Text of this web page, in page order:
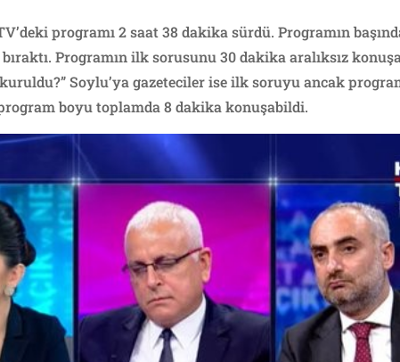
programı 2 saat 38 dakika sürdü. Programın
Programın ilk sorusunu 30 dakika aralıksız
Soylu’ya gazeteciler ise ilk soruyu ancak
boyu toplamda 8 dakika konuşabildi.